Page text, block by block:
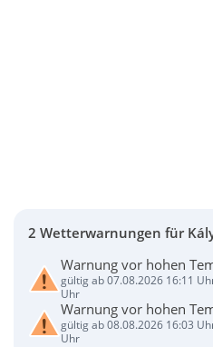
2 Wetterwarnungen für
Warnung vor hohen
gültig ab 07.08.2026 16:11
Uhr
Warnung vor hohen
gültig ab 08.08.2026 16:03
Uhr